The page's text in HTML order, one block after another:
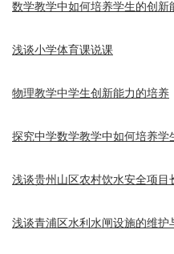
数学教学中如何培养学生的创新
浅谈小学体育课说课
物理教学中学生创新能力的培养
探究中学数学教学中如何培养学
浅谈贵州山区农村饮水安全项
浅谈青浦区水利水闸设施的维护